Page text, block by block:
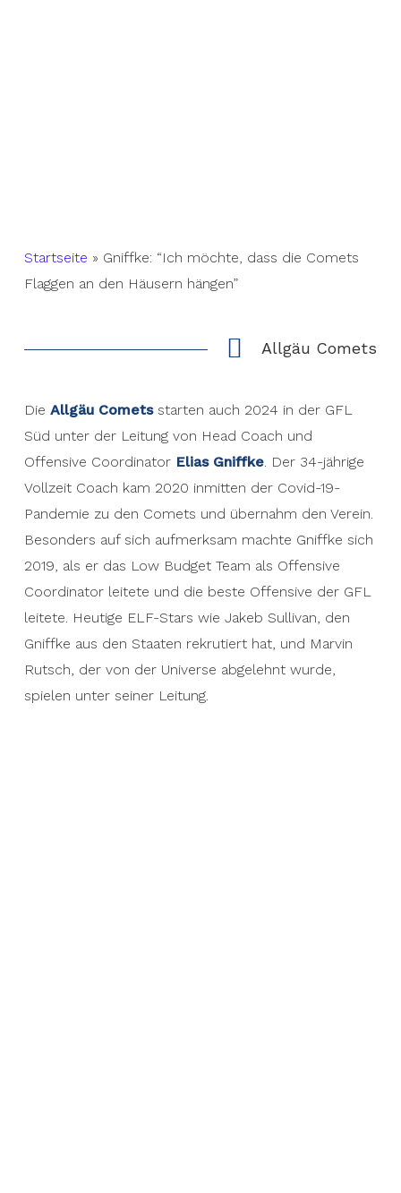
Startseite » Gniffke: “Ich möchte, dass die Comets
Flaggen an den Häusern hängen”
Allgäu Comets
Die Allgäu Cometsstarten auch 2024 in der GFL
Süd unter der Leitung von Head Coach und
Offensive Coordinator Elias Gniffke. Der 34-jährige
Vollzeit Coach kam 2020 inmitten der Covid-19-
Pandemie zu den Comets und übernahm den Verein.
Besonders auf sich aufmerksam machte Gniffke sich
2019, als er das Low Budget Team als Offensive
Coordinator leitete und die beste Offensive der GFL
leitete. Heutige ELF-Stars wie Jakeb Sullivan, den
Gniffke aus den Staaten rekrutiert hat, und Marvin
Rutsch, der von der Universe abgelehnt wurde,
spielen unter seiner Leitung.